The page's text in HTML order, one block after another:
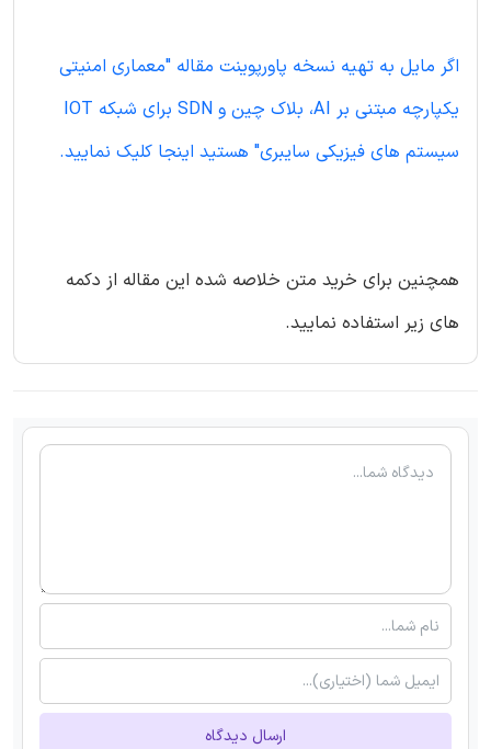
اگر مایل به تهیه نسخه پاورپوینت مقاله "معماری امنیتی
یکپارچه مبتنی بر AI، بلاک چین و SDN برای شبکه IOT
سیستم های فیزیکی سایبری" هستید اینجا کلیک نمایید.
همچنین برای خرید متن خلاصه شده این مقاله از دکمه
های زیر استفاده نمایید.
ارسال دیدگاه